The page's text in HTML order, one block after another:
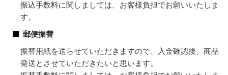
振込手数料に関しましては、お客様負担でお願いいたしま
す。
郵便振替
振替用紙を送らせていただきますので、入金確認後、商品
発送とさせていただきたいと思います。